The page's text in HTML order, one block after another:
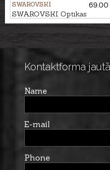
SWAROVSKI
SWAROVSKI Optikas
pārvalks M
Kontaktforma
Name
E-mail
Phone